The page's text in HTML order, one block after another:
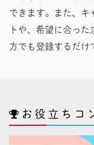
できます。また、キ
トや、希望に合っ
方でも登録するだけ
お役立ちコ